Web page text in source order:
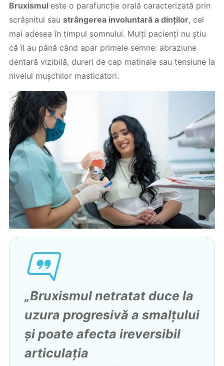
Bruxismul este o parafuncție orală caracterizată prin
scrâșnitul sau strângerea involuntară a dinților, cel
mai adesea în timpul somnului. Mulți pacienți nu știu
că îl au până când apar primele semne: abraziune
dentară vizibilă, dureri de cap matinale sau tensiune la
nivelul mușchilor masticatori.
„Bruxismul netratat duce la
uzura progresivă a smalțului
și poate afecta ireversibil
articulația